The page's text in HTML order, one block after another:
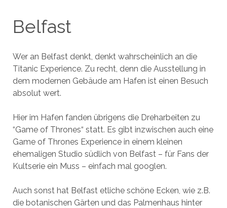
Belfast
Wer an Belfast denkt, denkt wahrscheinlich an die
Titanic Experience. Zu recht, denn die Ausstellung in
dem modernen Gebäude am Hafen ist einen Besuch
absolut wert.
Hier im Hafen fanden übrigens die Dreharbeiten zu
“Game of Thrones“ statt. Es gibt inzwischen auch eine
Game of Thrones Experience in einem kleinen
ehemaligen Studio südlich von Belfast – für Fans der
Kultserie ein Muss – einfach mal googlen.
Auch sonst hat Belfast etliche schöne Ecken, wie z.B.
die botanischen Gärten und das Palmenhaus hinter